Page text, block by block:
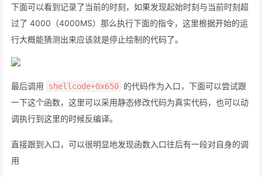
下面可以看到记录了当前的时刻，如果发现起始时刻与当前时刻超
过了 4000（4000MS）那么执行下面的指令，这里根据开始的运
行大概能猜测出来应该就是停止绘制的代码了。
最后调用 shellcode+0x650 的代码作为入口，下面可以尝试跟
一下这个函数，这里可以采用静态修改代码为真实代码，也可以动
调执行到这里的时候反编译。
直接跟到入口，可以很明显地发现函数入口往后有一段对自身的调
用